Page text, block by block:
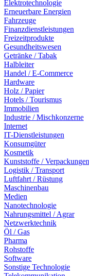
Elektrotechnologie
Erneuerbare Energien
Fahrzeuge
Finanzdienstleistungen
Freizeitprodukte
Gesundheitswesen
Getränke / Tabak
Halbleiter
Handel / E-Commerce
Hardware
Holz / Papier
Hotels / Tourismus
Immobilien
Industrie / Mischkonzerne
Internet
IT-Dienstleistungen
Konsumgüter
Kosmetik
Kunststoffe / Verpackungen
Logistik / Transport
Luftfahrt / Rüstung
Maschinenbau
Medien
Nanotechnologie
Nahrungsmittel / Agrar
Netzwerktechnik
Öl / Gas
Pharma
Rohstoffe
Software
Sonstige Technologie